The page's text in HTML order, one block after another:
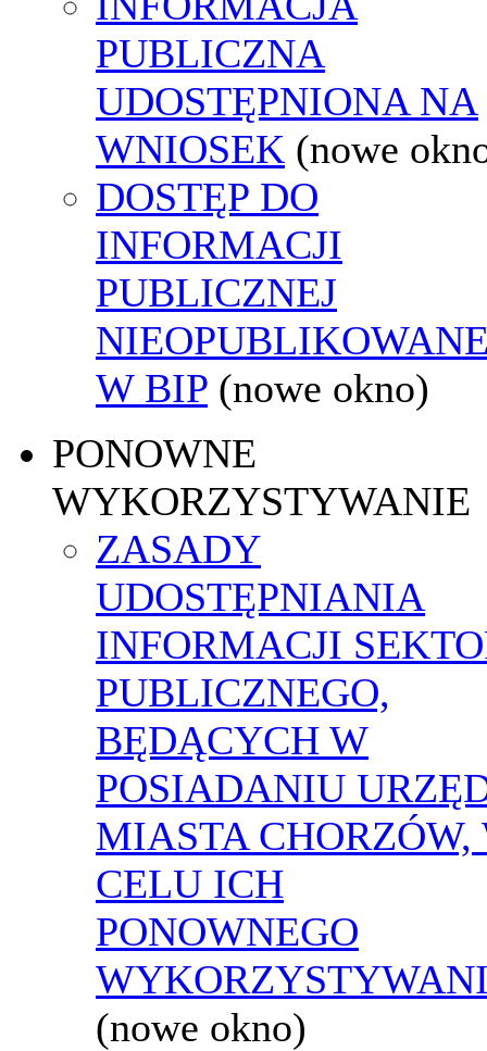
PUBLICZNA
UDOSTĘPNIONA NA
WNIOSEK (nowe
DOSTĘP DO
INFORMACJI
PUBLICZNEJ
W BIP (nowe okno)
PONOWNE
WYKORZYSTYWANIE
ZASADY
UDOSTĘPNIANIA
INFORMACJI
PUBLICZNEGO,
BĘDĄCYCH W
POSIADANIU
MIASTA CHORZÓW,
CELU ICH
PONOWNEGO
(nowe okno)